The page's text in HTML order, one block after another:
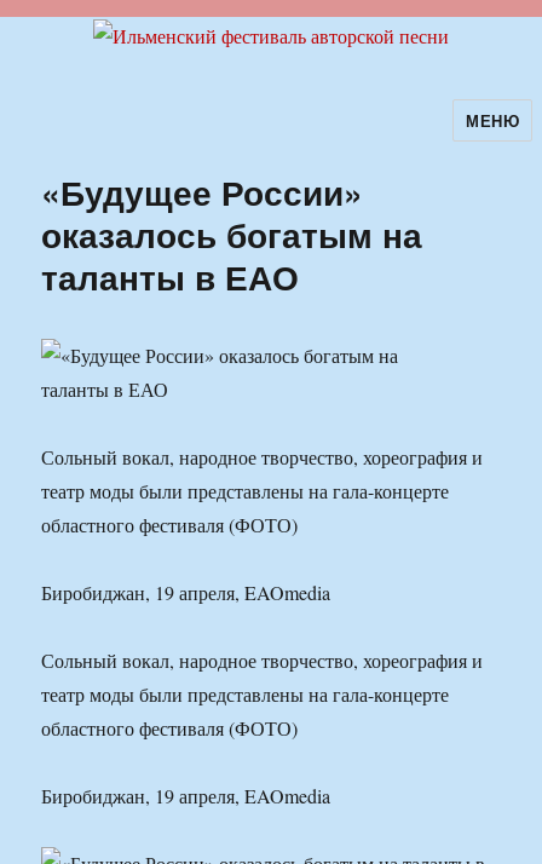
Ильменский фестиваль авторскойМЕНЮ
«Будущее России»
оказалось богатым на
таланты в ЕАО
Сольный вокал, народное творчество, хореография и
театр моды были представлены на гала-концерте
областного фестиваля (ФОТО)
Биробиджан, 19 апреля, EAOmedia
Сольный вокал, народное творчество, хореография и
театр моды были представлены на гала-концерте
областного фестиваля (ФОТО)
Биробиджан, 19 апреля, EAOmedia